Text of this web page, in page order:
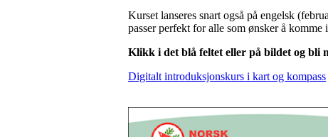
Kurset lanseres snart også på engelsk
passer perfekt for alle som ønsker å
Klikk i det blå feltet eller på bildet og bli
Digitalt introduksjonskurs i kart og kompass